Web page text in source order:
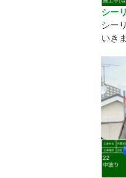
シー
シー
いき